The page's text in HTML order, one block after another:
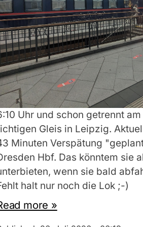
Uhr und schon getrennt am
Gleis in Leipzig.
Minuten Verspätung
Hbf. Das könntem sie
wenn sie bald
halt nur noch die Lok ;-)
more »